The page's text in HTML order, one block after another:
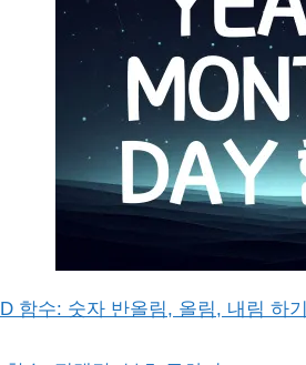
함수: 숫자 반올림, 올림, 내림 하기